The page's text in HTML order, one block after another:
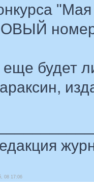
номер
будет
08 17:06